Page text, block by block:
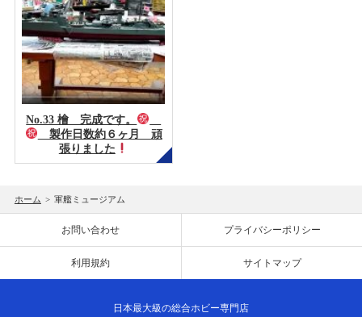
No.33 檜 完成です。
製作日数約６ヶ月 頑
張りました
ホーム > 軍艦ミュージアム
お問い合わせ プライバシーポリシー
利用規約 サイトマップ
日本最大級の総合ホビー専門店